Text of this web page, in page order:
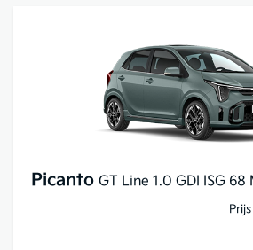
Picanto GT Line 1.0 GDI ISG 68